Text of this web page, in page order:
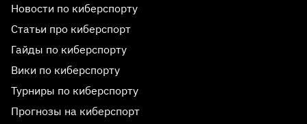
Новости по киберспорту
Статьи про киберспорт
Гайды по киберспорту
Вики по киберспорту
Турниры по киберспорту
Прогнозы на киберспорт